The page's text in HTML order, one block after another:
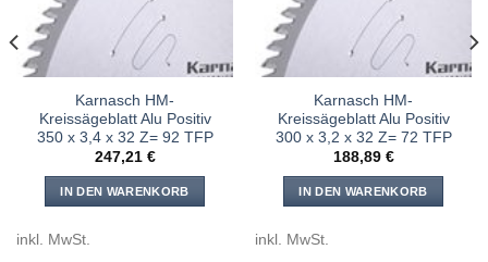
Karnasch HM-
Kreissägeblatt Alu Positiv
350 x 3,4 x 32 Z= 92 TFP
247,21 €
IN DEN WARENKORB
inkl. MwSt.
Karnasch HM-
Kreissägeblatt Alu Positiv
300 x 3,2 x 32 Z= 72 TFP
188,89 €
IN DEN WARENKORB
inkl. MwSt.